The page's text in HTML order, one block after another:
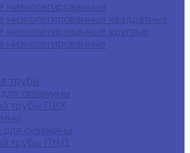
низколегированные
низколегированные квадратные
низколегированные круглые
низколегированные
трубы
скважины
трубы ПВХ
скважины
трубы ПНД